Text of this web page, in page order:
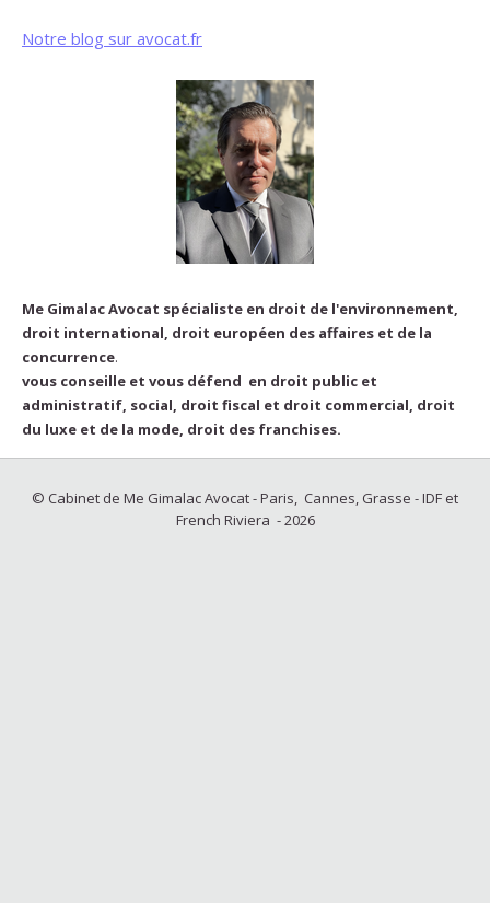
Notre blog sur avocat.fr
Me Gimalac Avocat spécialiste en droit de l'environnement,
droit international, droit européen des affaires et de la
concurrence.
vous conseille et vous défend en droit public et
administratif, social, droit fiscal et droit commercial, droit
du luxe et de la mode, droit des franchises.
© Cabinet de Me Gimalac Avocat - Paris, Cannes, Grasse - IDF et
French Riviera - 2026